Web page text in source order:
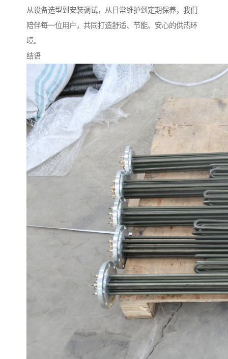
从设备选型到安装调试，从日常维护到定期保养，我们
陪伴每一位用户，共同打造舒适、节能、安心的供热环
境。
结语